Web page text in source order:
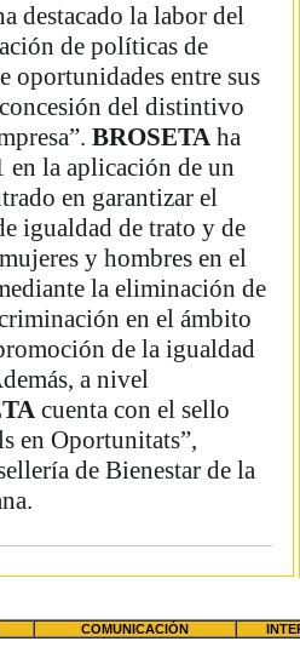
destacado la labor del
de políticas de
oportunidades entre sus
del distintivo
BROSETA ha
en la aplicación de un
en garantizar el
igualdad de trato y de
y hombres en el
la eliminación de
en el ámbito
de la igualdad
a nivel
cuenta con el sello
en Oportunitats”,
de Bienestar de la
COMUNICACIÓN